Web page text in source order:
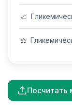
📈
⚖️